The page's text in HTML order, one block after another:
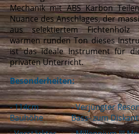
Mechanik mit ABS Karbon
Nuance des Anschlages, der
aus selektiertem Fichtenholz
warmen runden Ton dieses
ist das ideale Instrument für
privaten Unterricht.
Besonderheiten:
-114cm
Bauhöhe
- Verjüngter
Bass-zum